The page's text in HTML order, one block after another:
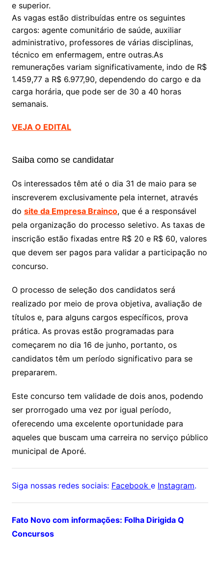
e superior.
As vagas estão distribuídas entre os seguintes
cargos: agente comunitário de saúde, auxiliar
administrativo, professores de várias disciplinas,
técnico em enfermagem, entre outras.As
remunerações variam significativamente, indo de R$
1.459,77 a R$ 6.977,90, dependendo do cargo e da
carga horária, que pode ser de 30 a 40 horas
semanais.
VEJA O EDITAL
Saiba como se candidatar
Os interessados têm até o dia 31 de maio para se
inscreverem exclusivamente pela internet, através
do site da Empresa Brainco, que é a responsável
pela organização do processo seletivo. As taxas de
inscrição estão fixadas entre R$ 20 e R$ 60, valores
que devem ser pagos para validar a participação no
concurso.
O processo de seleção dos candidatos será
realizado por meio de prova objetiva, avaliação de
títulos e, para alguns cargos específicos, prova
prática. As provas estão programadas para
começarem no dia 16 de junho, portanto, os
candidatos têm um período significativo para se
prepararem.
Este concurso tem validade de dois anos, podendo
ser prorrogado uma vez por igual período,
oferecendo uma excelente oportunidade para
aqueles que buscam uma carreira no serviço público
municipal de Aporé.
Siga nossas redes sociais: Facebook e Instagram.
Fato Novo com informações: Folha Dirigida Q
Concursos